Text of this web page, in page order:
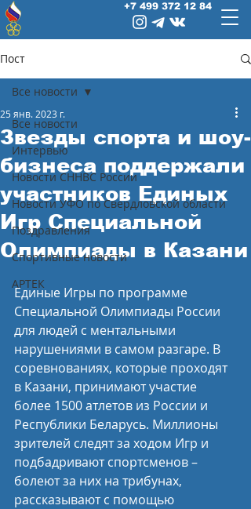
+7 499 372 12 84
Пост
Все новости
Интервью
Новости СННВС России
Новости УФО по Свердловской области
Поздравления
Спортивные новости
АРТЕК
Все новости
Звезды спорта и шоу-
бизнеса поддержали
участников Единых
Игр Специальной
Олимпиады в Казани
25 янв. 2023 г.
Единые Игры по программе
Специальной Олимпиады России
для людей с ментальными
нарушениями в самом разгаре. В
соревнованиях, которые проходят
в Казани, принимают участие
более 1500 атлетов из России и
Республики Беларусь. Миллионы
зрителей следят за ходом Игр и
подбадривают спортсменов –
болеют за них на трибунах,
рассказывают с помощью